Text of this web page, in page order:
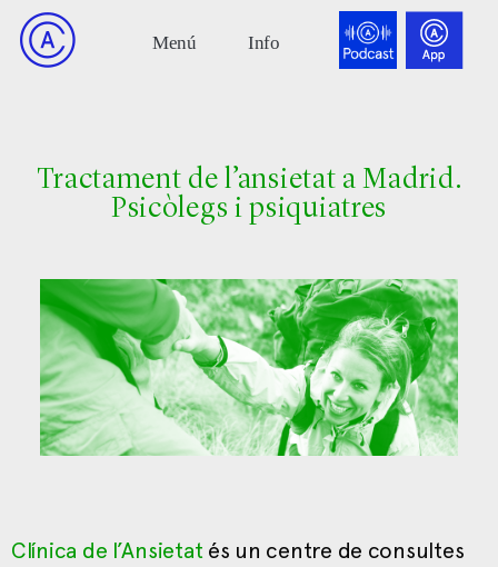
Tractament de l’ansietat a Madrid.
Psicòlegs i psiquiatres
Clínica de l’Ansietatés un centre de consultes